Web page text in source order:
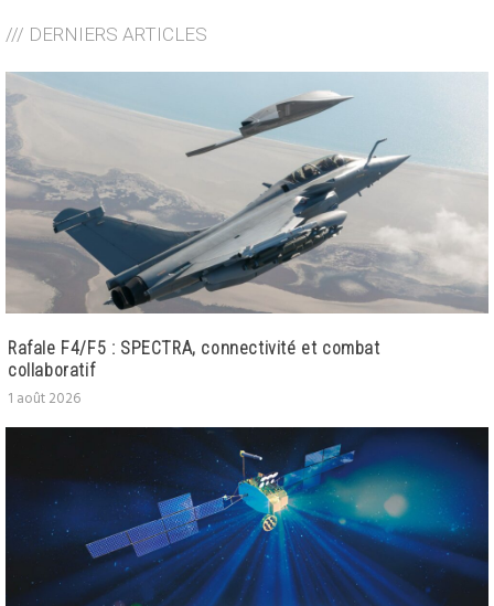
/// DERNIERS ARTICLES
Rafale F4/F5 : SPECTRA, connectivité et combat
collaboratif
1 août 2026